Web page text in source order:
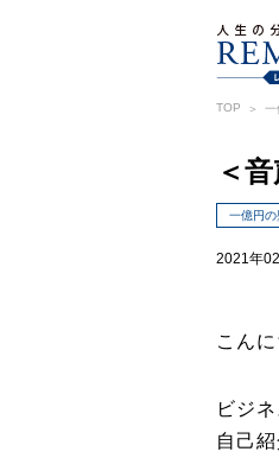
TOP 一
＜
一億円
2021年
こん
ビジ
自己